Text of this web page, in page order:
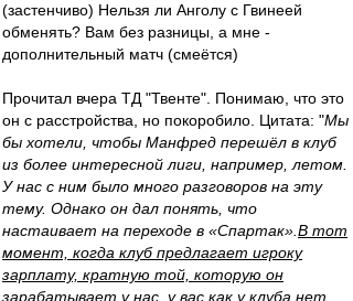
(застенчиво) Нельзя ли Анголу с Гвинеей
обменять? Вам без разницы, а мне -
дополнительный матч (смеётся)
Прочитал вчера ТД "Твенте". Понимаю, что это
он с расстройства, но покоробило. Цитата: "Мы
бы хотели, чтобы Манфред перешёл в клуб
из более интересной лиги, например, летом.
У нас с ним было много разговоров на эту
тему. Однако он дал понять, что
настаивает на переходе в «Спартак». В тот
момент, когда клуб предлагает игроку
зарплату, кратную той, которую он
зарабатывает у нас, у вас как у клуба нет